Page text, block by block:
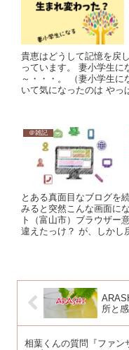
貴恵はどうして記憶を戻
っています。 妻小学生に
～・・・。 （妻小学生に
いて気になったのは やっ
＠雑記
とある真面目なブログを
みると突然こんな画面に
ト（富山市）ブラウザー
違えたっけ？ が、しかし
所と
相葉くんの質問『ファン